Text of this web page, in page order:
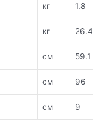
кг 1.8
кг 26.4
см 59.1
см 96
см 9